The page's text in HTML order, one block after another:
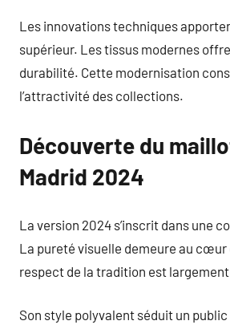
Les innovations techniques
supérieur. Les tissus modernes
durabilité. Cette modernisation
l’attractivité des collections.
Découverte du
Madrid 2024
La version 2024 s’inscrit dans une
La pureté visuelle demeure au cœur
respect de la tradition est
Son style polyvalent séduit un